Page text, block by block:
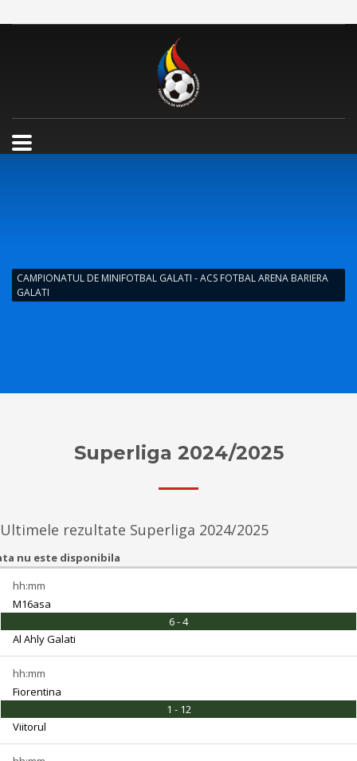
CAMPIONATUL DE MINIFOTBAL GALATI - ACS FOTBAL ARENA BARIERA
GALATI
Superliga 2024/2025
Ultimele rezultate Superliga 2024/2025
nu este disponibila
hh:mm
M16asa
6 - 4
Al Ahly Galati
hh:mm
Fiorentina
1 - 12
Viitorul